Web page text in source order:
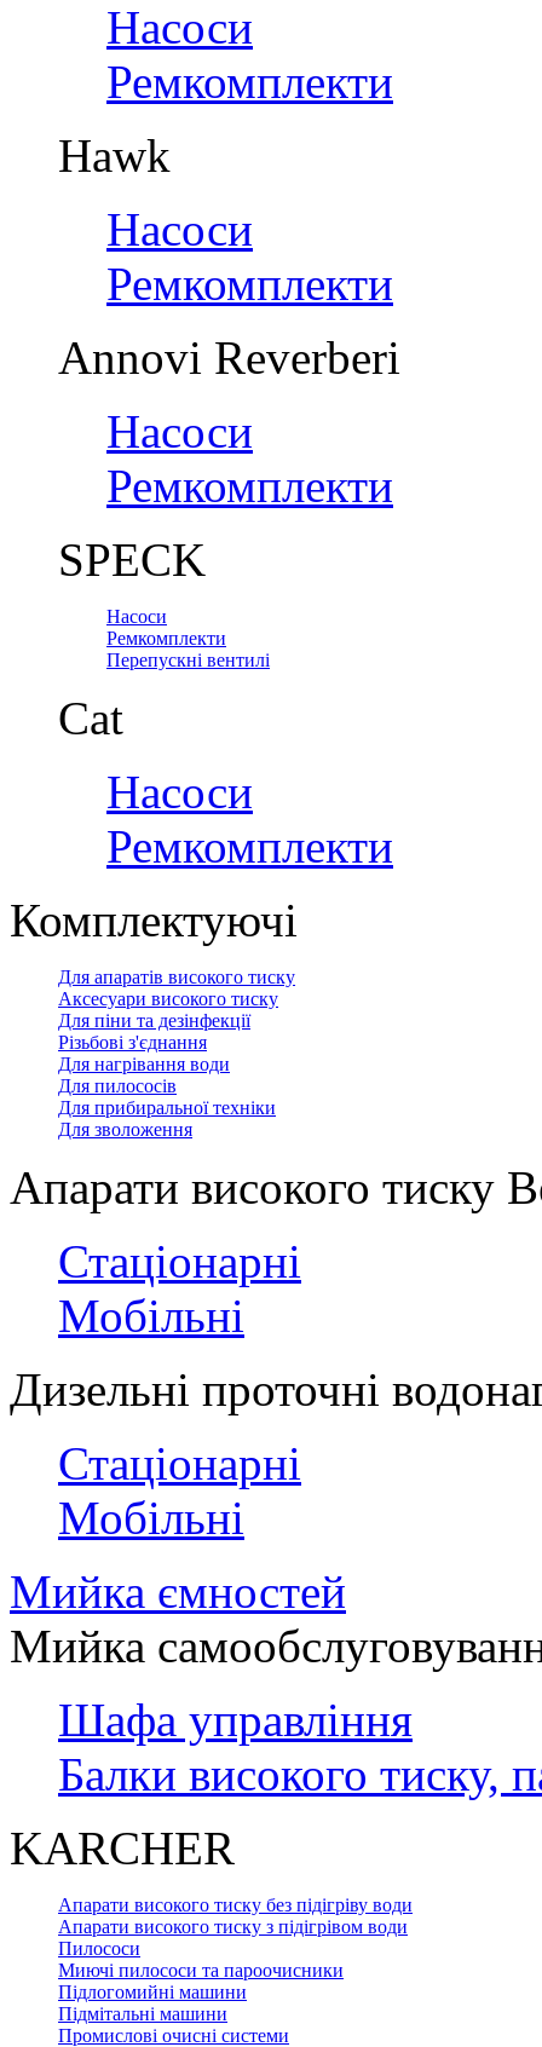
Насоси
Ремкомплекти
Hawk
Насоси
Ремкомплекти
Annovi Reverberi
Насоси
Ремкомплекти
SPECK
Насоси
Ремкомплекти
Перепускні вентилі
Cat
Насоси
Ремкомплекти
Комплектуючі
Для апаратів високого тиску
Аксесуари високого тиску
Для піни та дезінфекції
Різьбові з'єднання
Для нагрівання води
Для пилососів
Для прибиральної техніки
Для зволоження
Апарати високого тиску
Стаціонарні
Мобільні
Дизельні проточні
Стаціонарні
Мобільні
Мийка ємностей
Мийка
Шафа управління
Балки високого тиску,
KARCHER
Апарати високого тиску без підігріву води
Апарати високого тиску з підігрівом води
Пилососи
Миючі пилососи та пароочисники
Підлогомийні машини
Підмітальні машини
Промислові очисні системи